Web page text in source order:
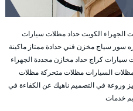
الجهراء الكويت حداد مظلات سيارات
سور سياج مخزن فني حدادة ممتاز ماكينة
كراج حداد مخازن مجددة الجهراء
مظلات السيارات مظلات متحركة مظلات
وروعة في التصميم ناهيك عن الكفاءة في
خدمات